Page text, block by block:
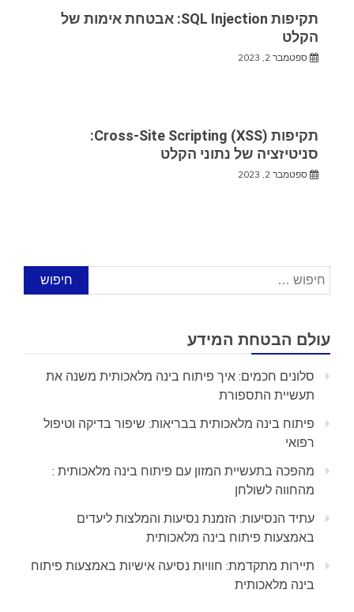
תקיפות SQL Injection: אבטחת אימות של
הקלט
ספטמבר 2, 2023
תקיפות Cross-Site Scripting (XSS):
סניטיזציה של נתוני הקלט
ספטמבר 2, 2023
חיפוש:
עולם הבטחת המידע
סלונים חכמים: איך פיתוח בינה מלאכותית משנה את
תעשיית התספורת
פיתוח בינה מלאכותית בבריאות: שיפור בדיקה וטיפול
רפואי
מהפכה בתעשיית המזון עם פיתוח בינה מלאכותית :
מהחווה לשולחן
עתיד הנסיעות: הזמנת נסיעות והמלצות ליעדים
באמצעות פיתוח בינה מלאכותית
תיירות מתקדמת: חוויות נסיעה אישיות באמצעות פיתוח
בינה מלאכותית